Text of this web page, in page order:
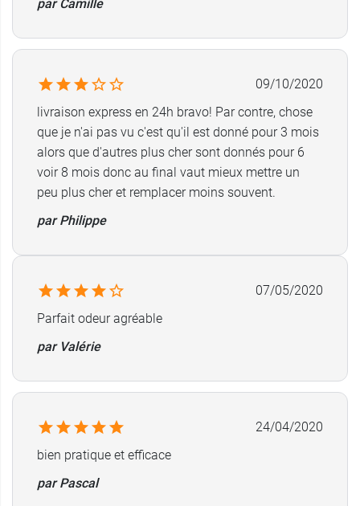
administrer un produit antiparasitaire. D'autant
ne se désagrège pas avec l'humidité et reste
soit son niveau d'activité. D'autre part, il n'altère
en rien son odorat. Enfin, le collier antiparasitaire
Grand chien Vetoform est enrichi en acides gras
essentiels(oméga 3 et oméga 6) qui vont
prendre soin du pelage de votre fidèle
compagnon et le rendre soyeux, doux et brillant.
Développé sous contrôle vétérinaire, ce
une sérénité à toute épreuve pour se protéger
Et pour votre chat, optez pour le
Pour chiens à partir de 30 kg
Résiste à l'eau.
Masse totale du collier : 38 g
par Camille
09/10/2020
livraison express en 24h bravo! Par contre, chose
que je n'ai pas vu c'est qu'il est donné pour 3 mois
alors que d'autres plus cher sont donnés pour 6
voir 8 mois donc au final vaut mieux mettre un
peu plus cher et remplacer moins souvent.
par Philippe
07/05/2020
Parfait odeur agréable
par Valérie
24/04/2020
bien pratique et efficace
par Pascal